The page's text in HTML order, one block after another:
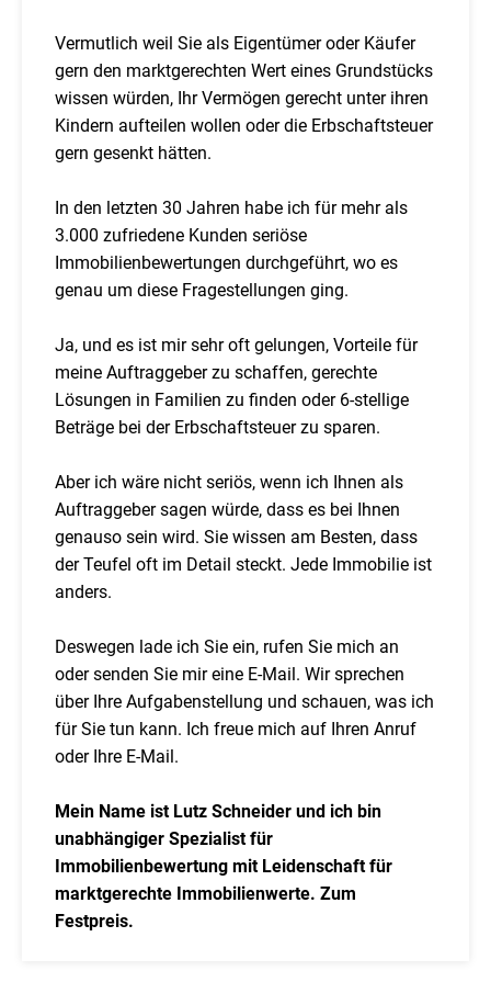
Vermutlich weil Sie als Eigentümer oder Käufer
gern den marktgerechten Wert eines Grundstücks
wissen würden, Ihr Vermögen gerecht unter ihren
Kindern aufteilen wollen oder die Erbschaftsteuer
gern gesenkt hätten.
In den letzten 30 Jahren habe ich für mehr als
3.000 zufriedene Kunden seriöse
Immobilienbewertungen durchgeführt, wo es
genau um diese Fragestellungen ging.
Ja, und es ist mir sehr oft gelungen, Vorteile für
meine Auftraggeber zu schaffen, gerechte
Lösungen in Familien zu finden oder 6-stellige
Beträge bei der Erbschaftsteuer zu sparen.
Aber ich wäre nicht seriös, wenn ich Ihnen als
Auftraggeber sagen würde, dass es bei Ihnen
genauso sein wird. Sie wissen am Besten, dass
der Teufel oft im Detail steckt. Jede Immobilie ist
anders.
Deswegen lade ich Sie ein, rufen Sie mich an
oder senden Sie mir eine E-Mail. Wir sprechen
über Ihre Aufgabenstellung und schauen, was ich
für Sie tun kann. Ich freue mich auf Ihren Anruf
oder Ihre E-Mail.
Mein Name ist Lutz Schneider und ich bin
unabhängiger Spezialist für
Immobilienbewertung mit Leidenschaft für
marktgerechte Immobilienwerte. Zum
Festpreis.